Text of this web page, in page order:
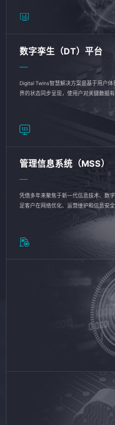
数字孪生（DT）平台
Digital Twins智慧解决方案是基于用户
界的状态同步呈现，使用户对关键数据
管理信息系统（MSS）
凭借多年来聚焦于新一代信息技术、数
足客户在网络优化、运营维护和信息安